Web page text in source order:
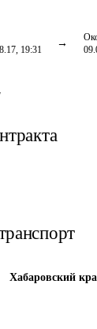
19:31
Хабаровский